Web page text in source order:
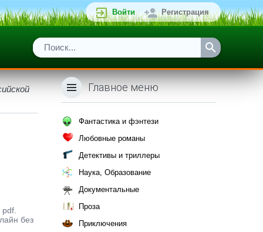
Войти Регистрация
без
Главное меню
Фантастика и фэнтези
Любовные романы
Детективы и триллеры
Наука, Образование
Документальные
Проза
Приключения